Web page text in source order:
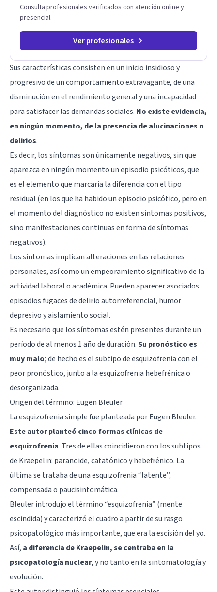
Consulta profesionales verificados con atención online y
presencial.
Ver profesionales
Sus características consisten en un inicio insidioso y
progresivo de un comportamiento extravagante, de una
disminución en el rendimiento general y una incapacidad
para satisfacer las demandas sociales. No existe evidencia,
en ningún momento, de la presencia de alucinaciones o
delirios.
Es decir, los síntomas son únicamente negativos, sin que
aparezca en ningún momento un episodio psicóticos, que
es el elemento que marcaría la diferencia con el tipo
residual (en los que ha habido un episodio psicótico, pero en
el momento del diagnóstico no existen síntomas positivos,
sino manifestaciones continuas en forma de síntomas
negativos).
Los síntomas implican alteraciones en las relaciones
personales, así como un empeoramiento significativo de la
actividad laboral o académica. Pueden aparecer asociados
episodios fugaces de delirio autorreferencial, humor
depresivo y aislamiento social.
Es necesario que los síntomas estén presentes durante un
período de al menos 1 año de duración.Su pronóstico es
muy malo; de hecho es el subtipo de esquizofrenia con el
peor pronóstico, junto a la esquizofrenia hebefrénica o
desorganizada.
Origen del término: Eugen Bleuler
La esquizofrenia simple fue planteada por Eugen Bleuler.
Este autor planteó cinco formas clínicas de
esquizofrenia. Tres de ellas coincidieron con los subtipos
de Kraepelin: paranoide, catatónico y hebefrénico. La
última se trataba de una esquizofrenia “latente”,
compensada o paucisintomática.
Bleuler introdujo el término “esquizofrenia” (mente
escindida) y caracterizó el cuadro a partir de su rasgo
psicopatológico más importante, que era la escisión del yo.
Así, a diferencia de Kraepelin, se centraba en la
psicopatología nuclear, y no tanto en la sintomatología y
evolución.